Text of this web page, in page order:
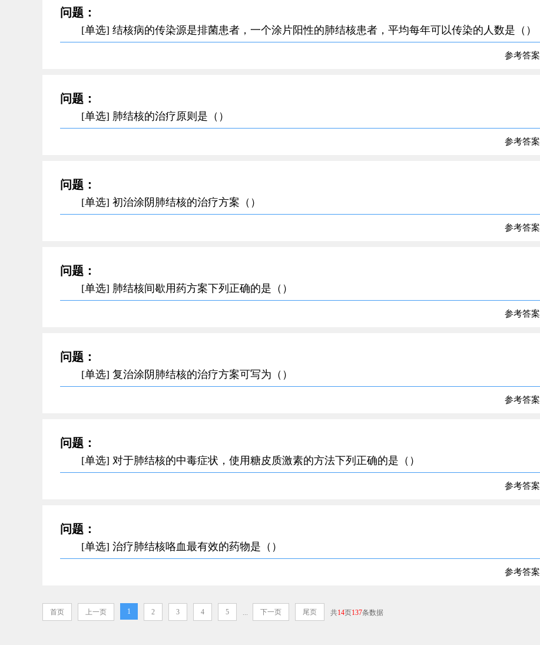
问题：
[单选] 结核病的传染源是排菌患者，一个涂片阳性的肺结核患者，平均每年可以传染的人数是（）
参考答案
问题：
[单选] 肺结核的治疗原则是（）
参考答案
问题：
[单选] 初治涂阴肺结核的治疗方案（）
参考答案
问题：
[单选] 肺结核间歇用药方案下列正确的是（）
参考答案
问题：
[单选] 复治涂阴肺结核的治疗方案可写为（）
参考答案
问题：
[单选] 对于肺结核的中毒症状，使用糖皮质激素的方法下列正确的是（）
参考答案
问题：
[单选] 治疗肺结核咯血最有效的药物是（）
参考答案
首页 上一页 1 2 3 4 5 ... 下一页 尾页 共14页137条数据